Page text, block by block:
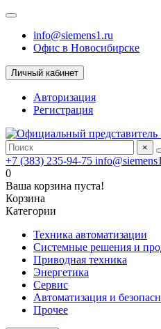
info@siemens1.ru
Офис в Новосибирске
Личный кабинет
Авторизация
Регистрация
×
+7 (383) 235-94-75
0
Ваша корзина пуста!
Корзина
Категории
Техника автоматизации
Системные решения и
Приводная техника
Энергетика
Сервис
Автоматизация и
Прочее